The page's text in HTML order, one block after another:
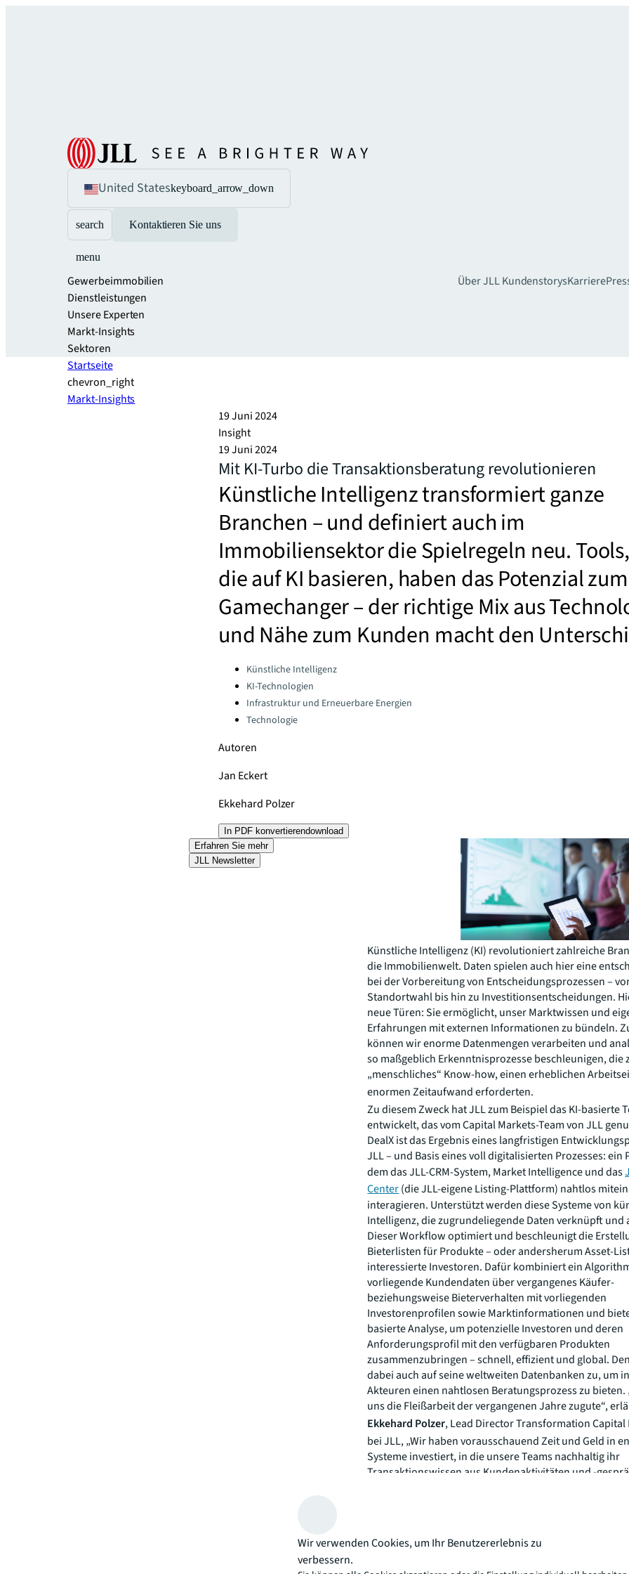
United Stateskeyboard_arrow_down
search Kontaktieren Sie uns
menu
Gewerbeimmobilien
Dienstleistungen
Unsere Experten
Markt-Insights
Sektoren​
Über JLLKundenstorysKarriere
Startseite
chevron_right
Markt-Insights
19 Juni 2024
Insight
19 Juni 2024
Mit KI-Turbo die Transaktionsberatung revolutionieren
Künstliche Intelligenz transformiert ganze
Branchen – und definiert auch im
Immobiliensektor die Spielregeln neu. Tools,
die auf KI basieren, haben das Potenzial zum
Gamechanger – der richtige Mix aus
und Nähe zum Kunden macht den
Categories:Künstliche Intelligenz
KI-Technologien
Infrastruktur und Erneuerbare Energien
Technologie
Autoren
Jan Eckert
Ekkehard Polzer
In PDF konvertierendownload
Erfahren Sie mehr
JLL Newsletter
Künstliche Intelligenz (KI) revolutioniert zahlreiche
die Immobilienwelt. Daten spielen auch hier eine
bei der Vorbereitung von Entscheidungsprozessen –
Standortwahl bis hin zu Investitionsentscheidungen.
neue Türen: Sie ermöglicht, unser Marktwissen und
Erfahrungen mit externen Informationen zu bündeln.
können wir enorme Datenmengen verarbeiten und
so maßgeblich Erkenntnisprozesse beschleunigen, die
„menschliches“ Know-how, einen erheblichen
enormen Zeitaufwand erforderten.
Zu diesem Zweck hat JLL zum Beispiel das KI-basierte
entwickelt, das vom Capital Markets-Team von JLL
DealX ist das Ergebnis eines langfristigen
JLL – und Basis eines voll digitalisierten Prozesses: ein
dem das JLL-CRM-System, Market Intelligence und das
Center(die JLL-eigene Listing-Plattform) nahtlos
interagieren. Unterstützt werden diese Systeme von
Intelligenz, die zugrundeliegende Daten verknüpft und
Dieser Workflow optimiert und beschleunigt die
Bieterlisten für Produkte – oder andersherum Asset-
interessierte Investoren. Dafür kombiniert ein
vorliegende Kundendaten über vergangenes Käufer-
beziehungsweise Bieterverhalten mit vorliegenden
Investorenprofilen sowie Marktinformationen und
basierte Analyse, um potenzielle Investoren und deren
Anforderungsprofil mit den verfügbaren Produkten
zusammenzubringen – schnell, effizient und global.
dabei auch auf seine weltweiten Datenbanken zu, um
Akteuren einen nahtlosen Beratungsprozess zu
uns die Fleißarbeit der vergangenen Jahre zugute“,
Ekkehard Polzer, Lead Director Transformation Capital
bei JLL, „Wir haben vorausschauend Zeit und Geld in
Systeme investiert, in die unsere Teams nachhaltig ihr
Transaktionswissen aus Kundenaktivitäten und -
KI-basierte Technologie nun auf Knopfdruck sehr gute
Wir verwenden Cookies, um Ihr Benutzererlebnis zu
verbessern.